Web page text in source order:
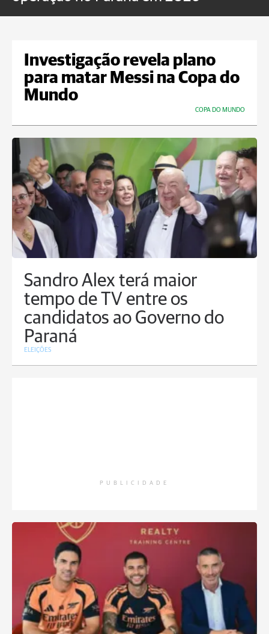
Investigação revela plano
para matar Messi na Copa do
Mundo
COPA DO MUNDO
Sandro Alex terá maior
tempo de TV entre os
candidatos ao Governo do
Paraná
ELEIÇÕES
PUBLICIDADE